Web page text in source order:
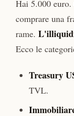
Hai 5.000
comprare una
rame.
Ecco le
Treasury
TVL.